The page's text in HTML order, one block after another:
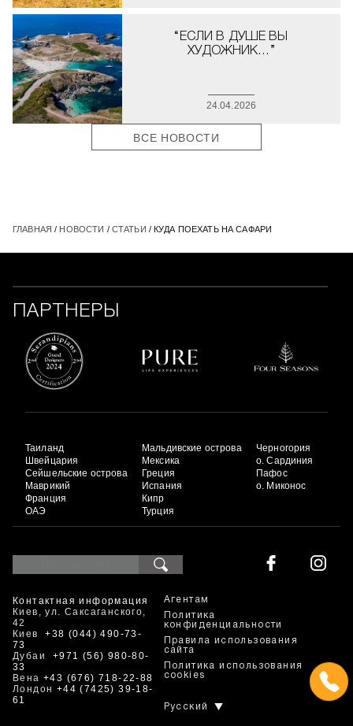
“ЕСЛИ В ДУШЕ ВЫ
ХУДОЖНИК…”
24.04.2026
ВСЕ НОВОСТИ
ГЛАВНАЯ / НОВОСТИ / СТАТЬИ / КУДА ПОЕХАТЬ НА САФАРИ
ПАРТНЕРЫ
Таиланд
Швейцария
Сейшельские острова
Маврикий
Франция
ОАЭ
Мальдивские острова
Мексика
Греция
Испания
Кипр
Турция
Черногория
о. Сардиния
Пафос
о. Миконос
Контактная информация
Киев, ул. Саксаганского,
42
Киев+38 (044) 490-73-
73
Дубаи +971 (56) 980-80-
33
Вена +43 (676) 718-22-88
Лондон +44 (7425) 39-18-
61
Агентам
Политика
конфиденциальности
Правила использования
сайта
Политика использования
cookies
Русский